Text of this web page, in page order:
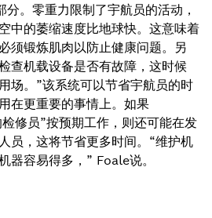
。零重力限制了宇航员的活动，
中的萎缩速度比地球快。这意味着
须锻炼肌肉以防止健康问题。另
查机载设备是否有故障，这时候
场。”该系统可以节省宇航员的时
在更重要的事情上。如果
修员”按预期工作，则还可能在发
员，这将节省更多时间。“维护机
器容易得多，” Foale说。